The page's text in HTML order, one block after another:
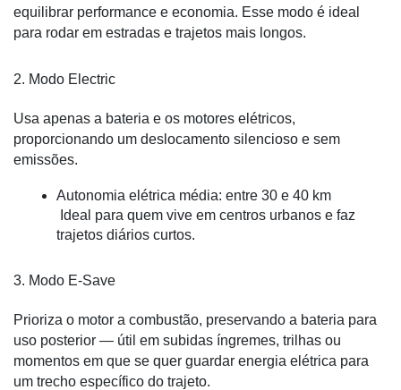
equilibrar performance e economia. Esse modo é ideal
para rodar em estradas e trajetos mais longos.
2. Modo Electric
Usa apenas a bateria e os motores elétricos,
proporcionando um deslocamento silencioso e sem
emissões.
Autonomia elétrica média: entre 30 e 40 km
trajetos diários curtos.
3. Modo E-Save
Prioriza o motor a combustão, preservando a bateria para
uso posterior — útil em subidas íngremes, trilhas ou
momentos em que se quer guardar energia elétrica para
um trecho específico do trajeto.